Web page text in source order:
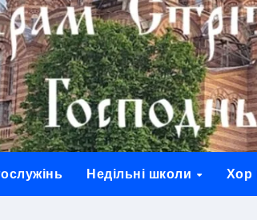
Недільні школи Хор